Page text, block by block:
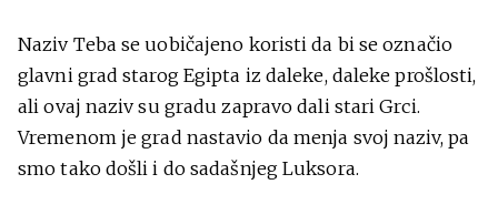
Naziv Teba se uobičajeno koristi da bi se označio
glavni grad starog Egipta iz daleke, daleke prošlosti,
ali ovaj naziv su gradu zapravo dali stari Grci.
Vremenom je grad nastavio da menja svoj naziv, pa
smo tako došli i do sadašnjeg Luksora.